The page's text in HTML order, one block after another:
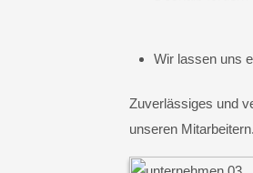
Wir lassen uns
Zuverlässiges und
unseren Mitarbeitern.